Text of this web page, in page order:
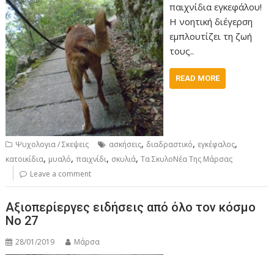
παιχνίδια εγκεφάλου!
Η νοητική διέγερση
εμπλουτίζει τη ζωή
τους..
READ MORE
Ψυχολογια / Σκεψεις ασκήσεις, διαδραστικό, εγκέφαλος,
κατοικίδια, μυαλό,παιχνίδι, σκυλιά,Τα ΣκυλοΝέα Της Μάρσας
Leave a comment
Αξιοπερίεργες ειδήσεις από όλο τον κόσμο
Νο 27
28/01/2019 Μάρσα